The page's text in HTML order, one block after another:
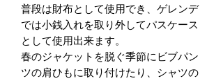
普段は財布として使用でき、ゲレンデ
では小銭入れを取り外してパスケース
として使用出来ます。
春のジャケットを脱ぐ季節にビブパン
ツの肩ひもに取り付けたり、シャツの